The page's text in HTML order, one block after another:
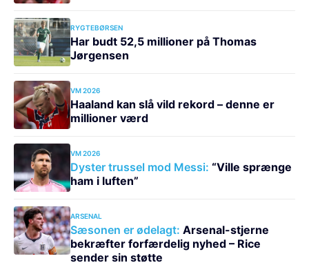
RYGTEBØRSEN
Har budt 52,5 millioner på Thomas
Jørgensen
VM 2026
Haaland kan slå vild rekord – denne er
millioner værd
VM 2026
Dyster trussel mod Messi: “Ville sprænge
ham i luften”
ARSENAL
Sæsonen er ødelagt: Arsenal-stjerne
bekræfter forfærdelig nyhed – Rice
sender sin støtte